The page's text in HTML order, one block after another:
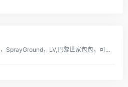
AJ乔丹全系列书包，SprayGround，LV,巴黎世家包包，可下单，接各路大佬订单